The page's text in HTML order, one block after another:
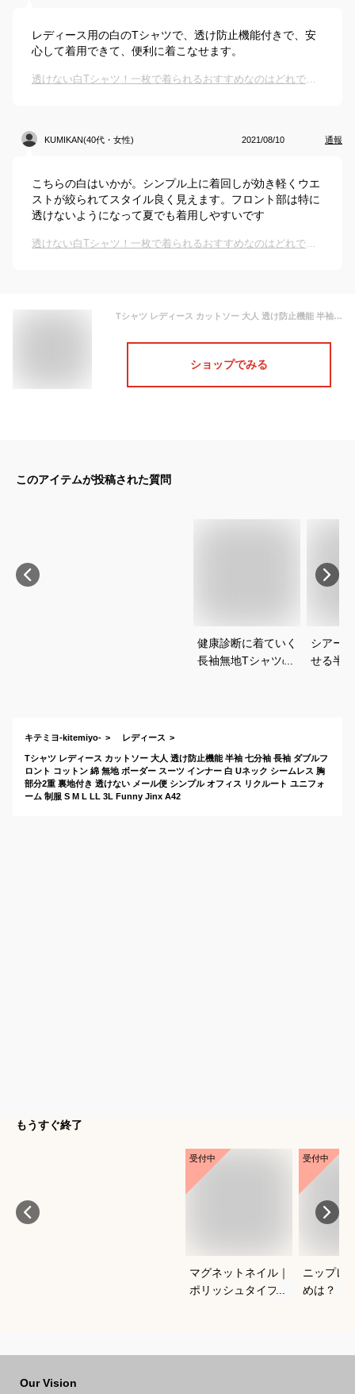
レディース用の白のTシャツで、透け防止機能付きで、安
心して着用できて、便利に着こなせます。
透けない白Tシャツ！一枚で着られるおすすめなのはどれですか？
KUMIKAN(40代・女性) 2021/08/10 通報
こちらの白はいかが。シンプル上に着回しが効き軽くウエ
ストが絞られてスタイル良く見えます。フロント部は特に
透けないようになって夏でも着用しやすいです
透けない白Tシャツ！一枚で着られるおすすめなのはどれですか？
Tシャツ レディース カットソー 大人 透け防止機能 半袖 七分袖 長袖 ダブルフロント コットン 綿 無地 ボーダー スーツ インナー 白 Uネック シームレス 胸部分2重 裏地付き 透けない メール便 シンプル オフィス リクルート ユニフォーム 制服 S M L LL 3L Funny Jinx A42
ショップでみる
このアイテムが投稿された質問
健康診断に着ていく
長袖無地Tシャツの
シアー
せる半
キテミヨ-kitemiyo- レディース
Tシャツ レディース カットソー 大人 透け防止機能 半袖 七分袖 長袖 ダブルフ
ロント コットン 綿 無地 ボーダー スーツ インナー 白 Uネック シームレス 胸
部分2重 裏地付き 透けない メール便 シンプル オフィス リクルート ユニフォ
ーム 制服 S M L LL 3L Funny Jinx A42
もうすぐ終了
受付中
マグネットネイル｜
ポリッシュタイプで
受付中
ニップレ
めは？
Our Vision